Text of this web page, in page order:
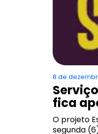
8 de
fica
O projeto
segunda